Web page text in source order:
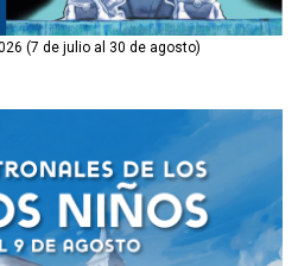
(7 de julio al 30 de agosto)